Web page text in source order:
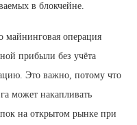
в блокчейне.
майнинговая операция
прибыли без учёта
Это важно, потому что
может накапливать
на открытом рынке при